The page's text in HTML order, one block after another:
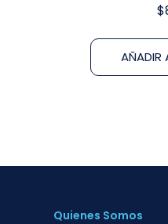
$
AÑADIR
Quienes Somos